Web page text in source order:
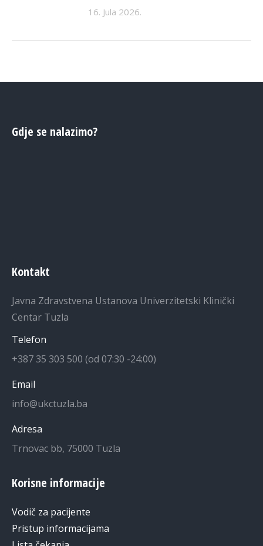
16. Jula 2026.
Gdje se nalazimo?
Kontakt
Javna Zdravstvena Ustanova Univerzitetski Klinički
Centar Tuzla
Telefon
+387 35 303 500 (od 07:30 -24:00)
Email
info@ukctuzla.ba
Adresa
Trnovac bb, 75000 Tuzla
Korisne informacije
Vodič za pacijente
Pristup informacijama